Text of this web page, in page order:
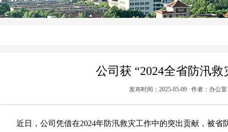
公司获 “2024全省防汛
发布时间：2025-05-09 作者：办公
近日，公司凭借在2024年防汛救灾工作中的突出贡献，被